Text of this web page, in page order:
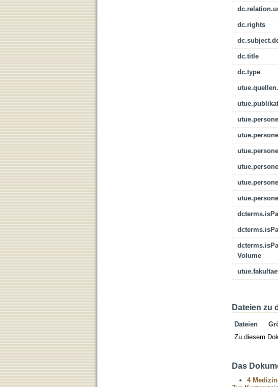
dc.rights
dc.title
dc.type
Volume
Dateien zu
Dateien
Zu diesem
Das
4